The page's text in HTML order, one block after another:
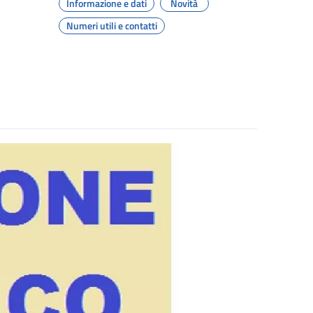
Informazione e dati
Novità
Numeri utili e contatti